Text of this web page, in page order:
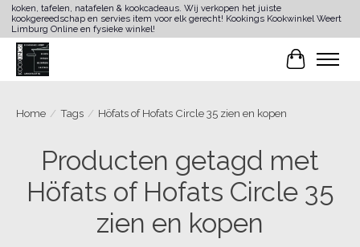
koken, tafelen, natafelen & kookcadeaus. Wij verkopen het juiste
kookgereedschap en servies item voor elk gerecht! Kookings Kookwinkel Weert
Limburg Online en fysieke winkel!
Home / Tags / Höfats of Hofats Circle 35 zien en kopen
Producten getagd met
Höfats of Hofats Circle 35
zien en kopen